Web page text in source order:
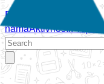
Početna
namaAktivnostiPropisi